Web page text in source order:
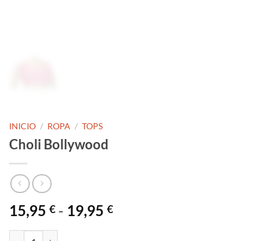
INICIO / ROPA / TOPS
Choli Bollywood
15,95 € - 19,95 €Rango